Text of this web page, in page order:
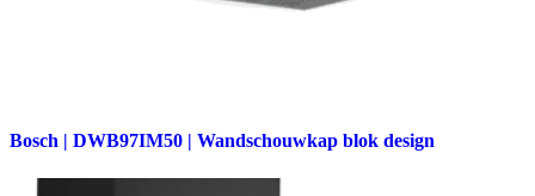
Bosch | DWB97IM50 | Wandschouwkap blok design